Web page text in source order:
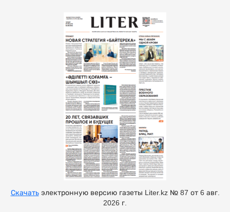
Скачатьэлектронную версию газеты Liter.kz № 87 от 6 авг.
2026 г.